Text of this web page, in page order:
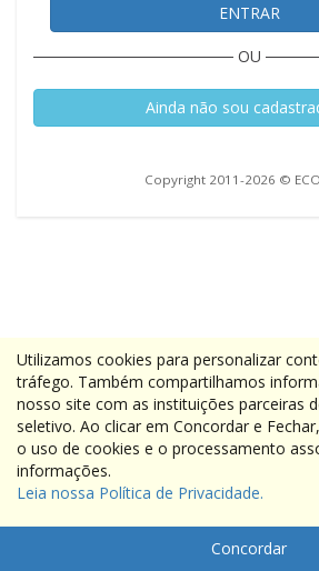
ENTRAR
OU
Ainda não sou
Copyright 2011-2026 ©
Utilizamos cookies para personalizar
tráfego. Também compartilhamos
nosso site com as instituições parceiras
seletivo. Ao clicar em Concordar e
o uso de cookies e o processamento
informações.
Leia nossa Política de Privacidade.
Concordar